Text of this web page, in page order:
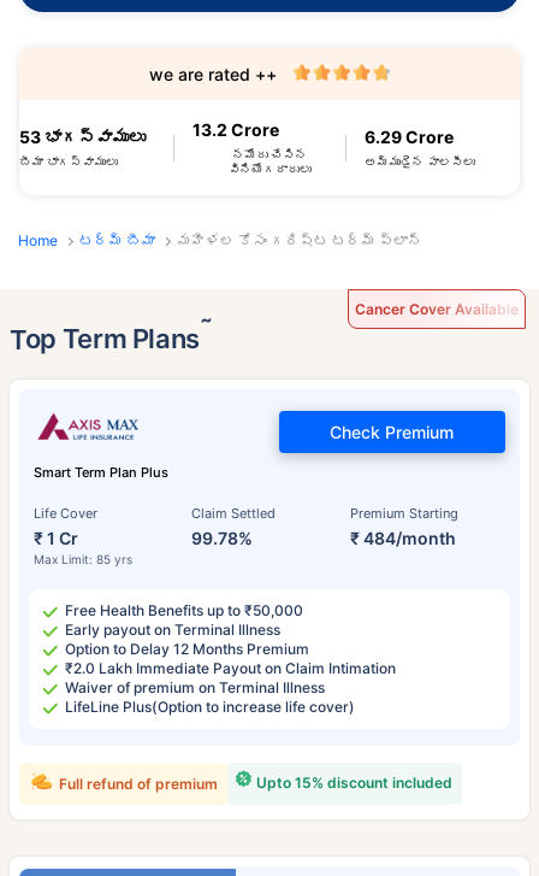
53 భాగస్వాములు
బీమా భాగస్వాములు
13.2 Crore
నమోదు చేసిన
వినియోగదారులు
6.29 Crore
అమ్ముడైన పాలసీలు
we are rated ++
Home టర్మ్ బీమా మహిళల కోసం గరిష్ట టర్మ్ ప్లాన్
Top Term Plans˜
Cancer Cover Available
Smart Term Plan Plus
Life Cover
₹ 1 Cr
Max Limit: 85 yrs
Claim Settled
99.78%
Premium Starting
₹ 484/month
Check Premium
Free Health Benefits up to ₹50,000
Early payout on Terminal Illness
Option to Delay 12 Months Premium
₹2.0 Lakh Immediate Payout on Claim Intimation
Waiver of premium on Terminal Illness
LifeLine Plus(Option to increase life cover)
Upto 15% discount included
Full refund of premium